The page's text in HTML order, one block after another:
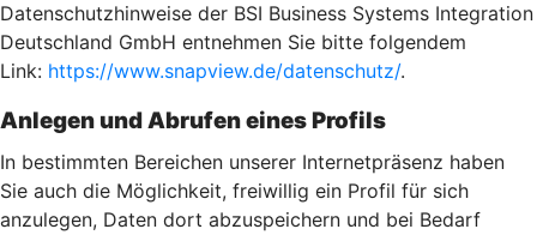
Datenschutzhinweise der BSI Business Systems Integration
Deutschland GmbH entnehmen Sie bitte folgendem
Link: https://www.snapview.de/datenschutz/.
Anlegen und Abrufen eines Profils
In bestimmten Bereichen unserer Internetpräsenz haben
Sie auch die Möglichkeit, freiwillig ein Profil für sich
anzulegen, Daten dort abzuspeichern und bei Bedarf